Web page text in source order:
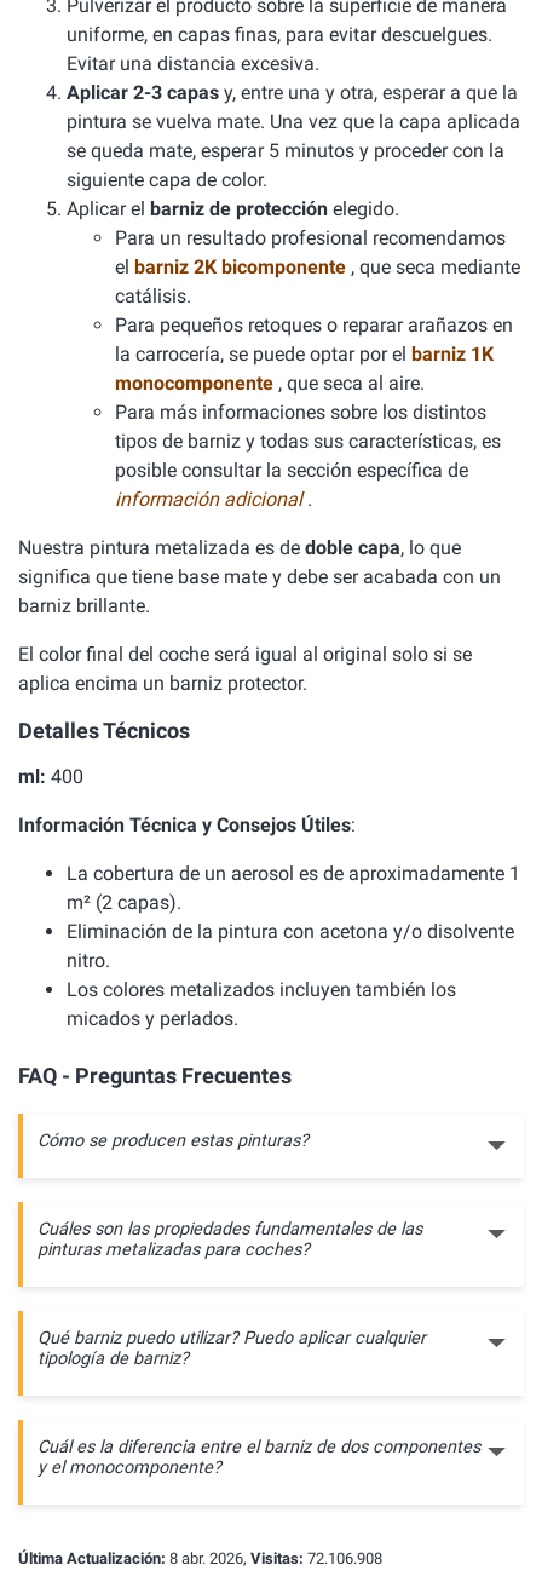
Pulverizar el producto sobre la superficie de manera
uniforme, en capas finas, para evitar descuelgues.
Evitar una distancia excesiva.
Aplicar 2-3 capas y, entre una y otra, esperar a que la
pintura se vuelva mate. Una vez que la capa aplicada
se queda mate, esperar 5 minutos y proceder con la
siguiente capa de color.
Aplicar el barniz de protección elegido.
Para un resultado profesional recomendamos
el barniz 2K bicomponente , que seca mediante
catálisis.
Para pequeños retoques o reparar arañazos en
la carrocería, se puede optar por el barniz 1K
monocomponente , que seca al aire.
Para más informaciones sobre los distintos
tipos de barniz y todas sus características, es
posible consultar la sección específica de
información adicional.
Nuestra pintura metalizada es de doble capa, lo que
significa que tiene base mate y debe ser acabada con un
barniz brillante.
El color final del coche será igual al original solo si se
aplica encima un barniz protector.
Detalles Técnicos
ml: 400
Información Técnica y Consejos Útiles:
La cobertura de un aerosol es de aproximadamente 1
m² (2 capas).
Eliminación de la pintura con acetona y/o disolvente
nitro.
Los colores metalizados incluyen también los
micados y perlados.
FAQ - Preguntas Frecuentes
Cómo se producen estas pinturas?
Cuáles son las propiedades fundamentales de las
pinturas metalizadas para coches?
Qué barniz puedo utilizar? Puedo aplicar cualquier
tipología de barniz?
Cuál es la diferencia entre el barniz de dos componentes
y el monocomponente?
Última Actualización: 8 abr. 2026, Visitas: 72.106.908